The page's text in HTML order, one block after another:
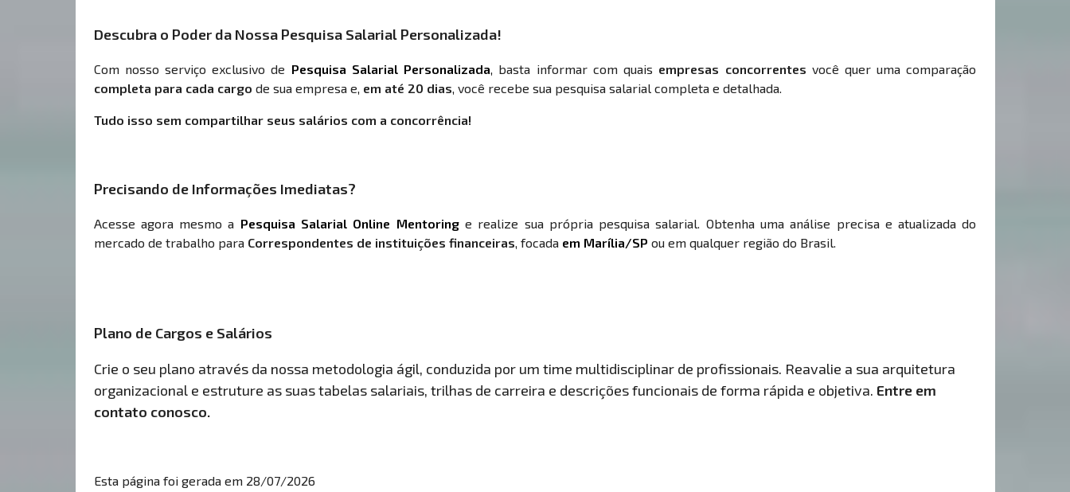
Descubra o Poder da Nossa Pesquisa Salarial Personalizada!
Com nosso serviço exclusivo de Pesquisa Salarial Personalizada, basta informar com quais empresas concorrentes você quer uma comparação
completa para cada cargo de sua empresa e, em até 20 dias, você recebe sua pesquisa salarial completa e detalhada.
Tudo isso sem compartilhar seus salários com a concorrência!
Precisando de Informações Imediatas?
Acesse agora mesmo a Pesquisa Salarial Online Mentoringe realize sua própria pesquisa salarial. Obtenha uma análise precisa e atualizada do
mercado de trabalho para Correspondentes de instituições financeiras, focada em Marília/SP ou em qualquer região do Brasil.
Plano de Cargos e Salários
Crie o seu plano através da nossa metodologia ágil, conduzida por um time multidisciplinar de profissionais. Reavalie a sua arquitetura
organizacional e estruture as suas tabelas salariais, trilhas de carreira e descrições funcionais de forma rápida e objetiva. Entre em
contato conosco.
Esta página foi gerada em 28/07/2026